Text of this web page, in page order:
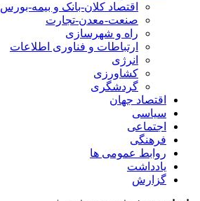
اقتصاد کلان-بانک و بیمه-بورس
صنعت-معدن-تجارت
راه و شهرسازی
ارتباطات و فناوری اطلاعات
انرژی
کشاورزی
گردشگری
اقتصاد جهان
سیاسی
اجتماعی
فرهنگی
روابط عمومی ها
یادداشت
گزارش